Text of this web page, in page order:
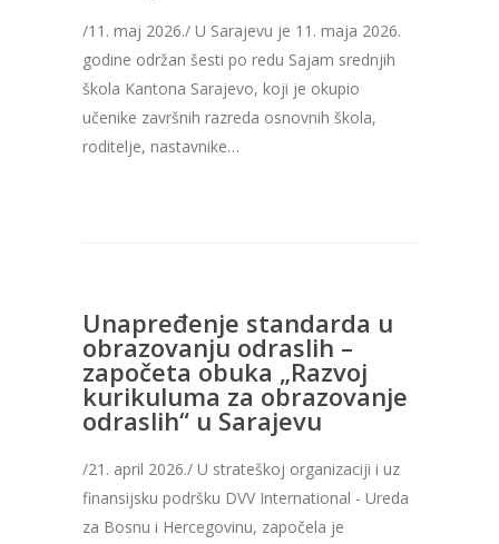
/11. maj 2026./ U Sarajevu je 11. maja 2026.
godine održan šesti po redu Sajam srednjih
škola Kantona Sarajevo, koji je okupio
učenike završnih razreda osnovnih škola,
roditelje, nastavnike…
Unapređenje standarda u
obrazovanju odraslih –
započeta obuka „Razvoj
kurikuluma za obrazovanje
odraslih“ u Sarajevu
/21. april 2026./ U strateškoj organizaciji i uz
finansijsku podršku DVV International - Ureda
za Bosnu i Hercegovinu, započela je